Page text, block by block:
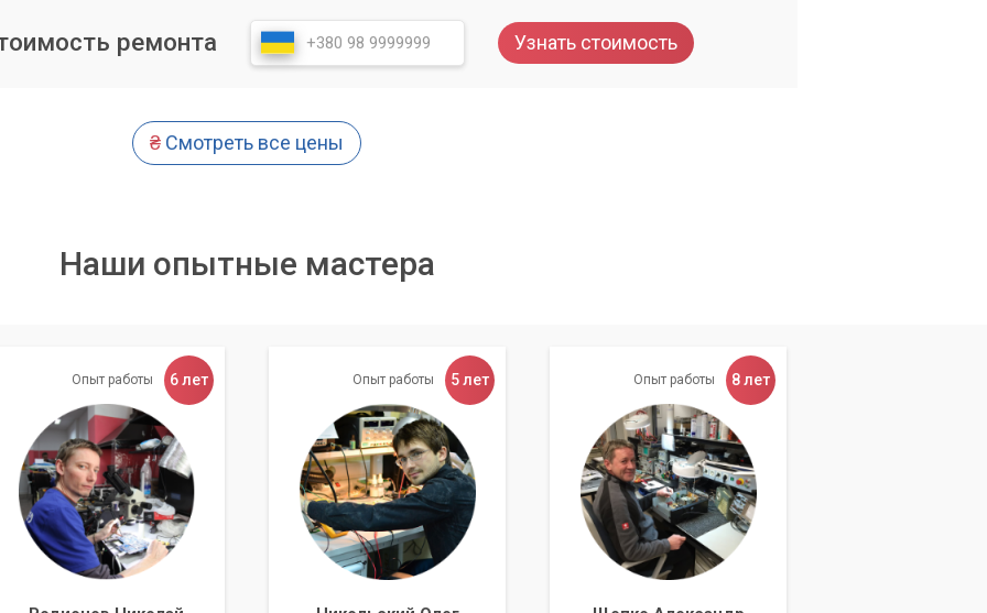
стандарты обслуживания.
ситуация уникальна, и мы подбираем оптимальное решение для
мы предоставляем консультации по усилению
это ваш надежный партнер. Мы гарантируем высокий
и конфиденциальность на всех этапах работы.
ремонта Узнать стоимость
₴ Смотреть все цены
Наши опытные мастера
Опыт работы 6 лет Опыт работы 5 лет Опыт работы 8 лет